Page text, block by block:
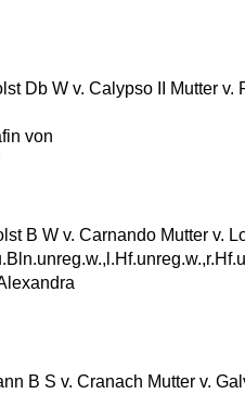
Db W v. Calypso II Mutter v.
von
B W v. Carnando Mutter v.
B S v. Cranach Mutter v.